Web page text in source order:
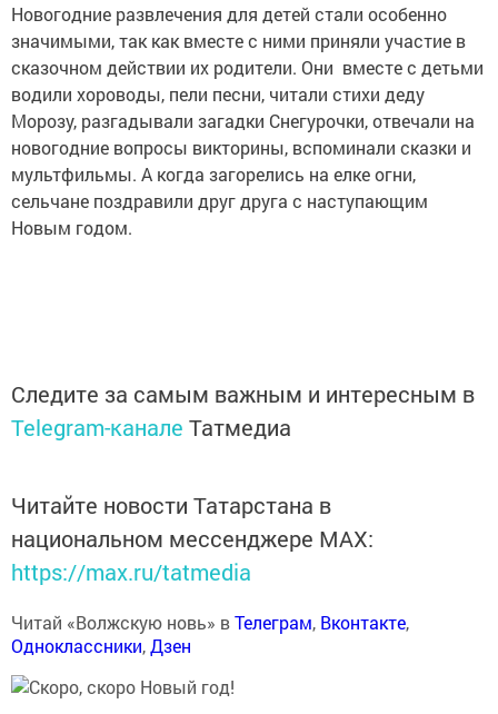
Новогодние развлечения для детей стали особенно
значимыми, так как вместе с ними приняли участие в
сказочном действии их родители. Они вместе с детьми
водили хороводы, пели песни, читали стихи деду
Морозу, разгадывали загадки Снегурочки, отвечали на
новогодние вопросы викторины, вспоминали сказки и
мультфильмы. А когда загорелись на елке огни,
сельчане поздравили друг друга с наступающим
Новым годом.
Следите за самым важным и интересным в
Telegram-канале Татмедиа
Читайте новости Татарстана в
национальном мессенджере MАХ:
https://max.ru/tatmedia
Читай «Волжскую новь» вТелеграм, Вконтакте,
Одноклассники,Дзен